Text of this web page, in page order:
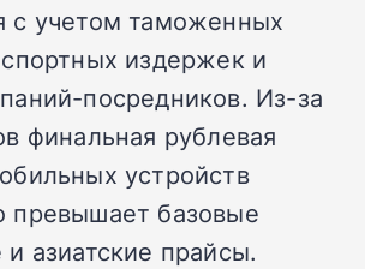
с учетом таможенных
издержек и
посредников. Из-за
финальная рублевая
устройств
превышает базовые
азиатские прайсы.